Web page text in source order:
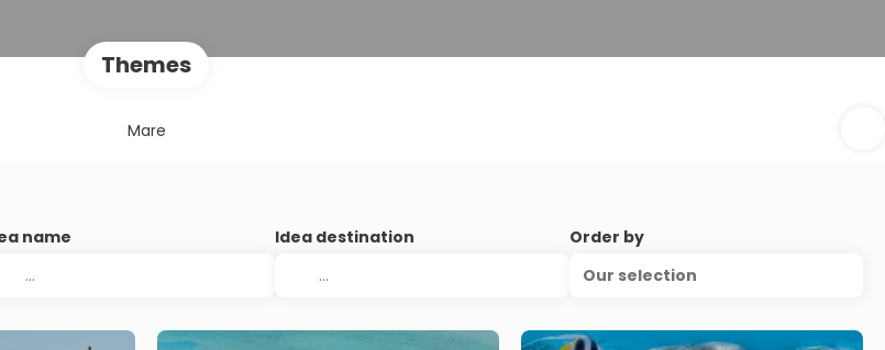
Themes
Mare
name Idea destination
Order by
Our selection